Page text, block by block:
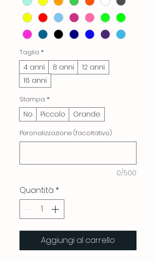
Taglia *
4 anni 8 anni
12 anni
16 anni
Stampa *
No Piccolo Grande
Peronalizzazione (facoltativo)
0/500
Quantità *
Aggiungi al carrello